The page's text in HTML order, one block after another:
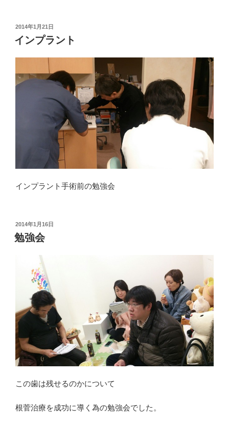
投
日:
2014年1月21日
インプラント
インプラント手術前の勉強会
投
稿
日:
2014年1月16日
勉強会
この歯は残せるのかについて
根菅治療を成功に導く為の勉強会でした。